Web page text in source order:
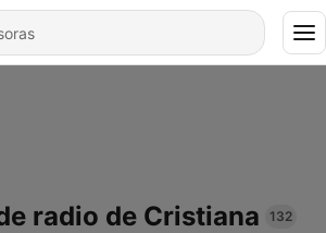
radio de Cristiana 132